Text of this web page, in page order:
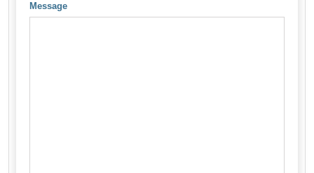
Message